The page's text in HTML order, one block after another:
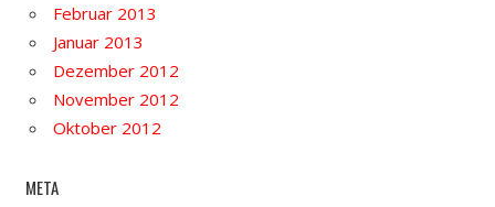
Februar 2013
Januar 2013
Dezember 2012
November 2012
Oktober 2012
META